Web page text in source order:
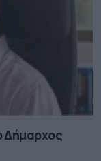
Δήμαρχος